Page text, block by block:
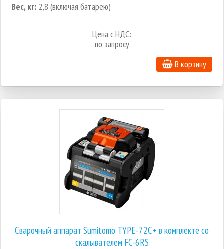
Вес, кг: 2,8 (включая батарею)
Цена с НДС:
по запросу
В корзину
Сварочный аппарат Sumitomo TYPE-72C+ в комплекте со
скалывателем FC-6RS